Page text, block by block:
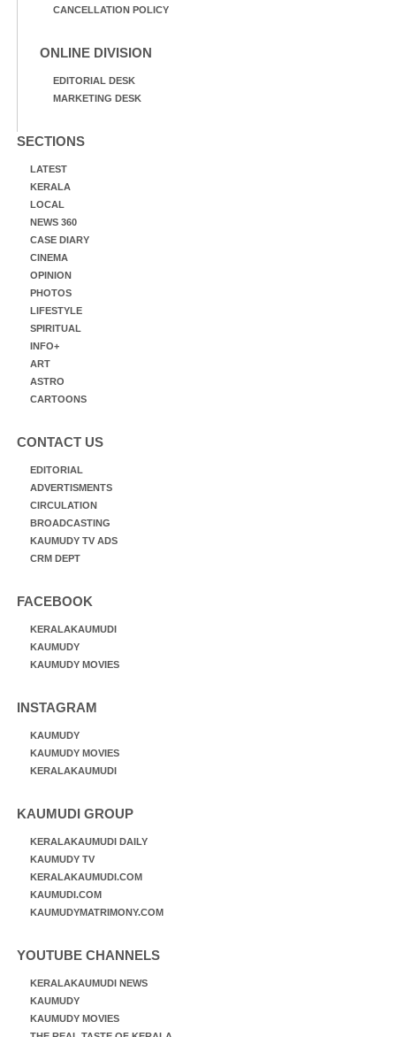
CANCELLATION POLICY
ONLINE DIVISION
EDITORIAL DESK
MARKETING DESK
SECTIONS
LATEST
KERALA
LOCAL
NEWS 360
CASE DIARY
CINEMA
OPINION
PHOTOS
LIFESTYLE
SPIRITUAL
INFO+
ART
ASTRO
CARTOONS
CONTACT US
EDITORIAL
ADVERTISMENTS
CIRCULATION
BROADCASTING
KAUMUDY TV ADS
CRM DEPT
FACEBOOK
KERALAKAUMUDI
KAUMUDY
KAUMUDY MOVIES
INSTAGRAM
KAUMUDY
KAUMUDY MOVIES
KERALAKAUMUDI
KAUMUDI GROUP
KERALAKAUMUDI DAILY
KAUMUDY TV
KERALAKAUMUDI.COM
KAUMUDI.COM
KAUMUDYMATRIMONY.COM
YOUTUBE CHANNELS
KERALAKAUMUDI NEWS
KAUMUDY
KAUMUDY MOVIES